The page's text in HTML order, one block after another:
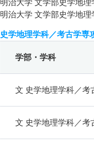
明治大学 文学部史学地
明治大学 文学部史学地
史学地理学科／考古学専
学部・学科
文 史学地理学科／考
文 史学地理学科／考